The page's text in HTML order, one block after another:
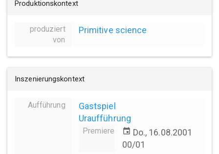
Produktionskontext
produziert
von
Primitive science
Inszenierungskontext
Aufführung
Gastspiel
Uraufführung
Premiere event Do., 16.08.2001
00/01